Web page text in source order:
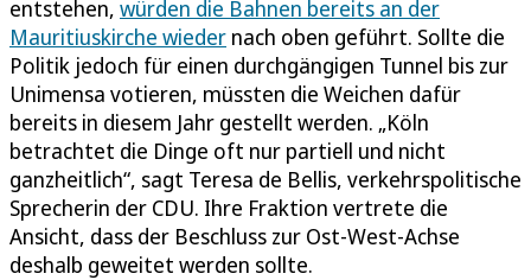
entstehen, würden die Bahnen bereits an der
Mauritiuskirche wieder nach oben geführt. Sollte die
Politik jedoch für einen durchgängigen Tunnel bis zur
Unimensa votieren, müssten die Weichen dafür
bereits in diesem Jahr gestellt werden. „Köln
betrachtet die Dinge oft nur partiell und nicht
ganzheitlich“, sagt Teresa de Bellis, verkehrspolitische
Sprecherin der CDU. Ihre Fraktion vertrete die
Ansicht, dass der Beschluss zur Ost-West-Achse
deshalb geweitet werden sollte.